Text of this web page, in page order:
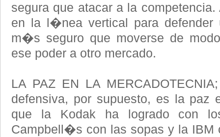
segura que atacar a la
en la l�nea vertical para
m�s seguro que moverse de
ese poder a otro mercado.
LA PAZ EN LA
defensiva, por supuesto, es la paz
que la Kodak ha logrado con
Campbell�s con las sopas y la IBM